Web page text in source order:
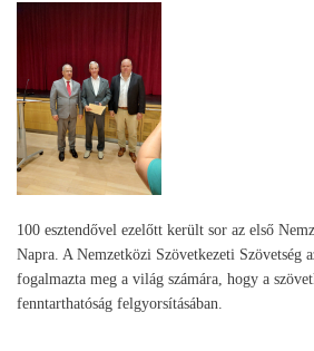
100 esztendővel ezelőtt került sor az első
Napra. A Nemzetközi Szövetkezeti Szövetség
fogalmazta meg a világ számára, hogy a
fenntarthatóság felgyorsításában.